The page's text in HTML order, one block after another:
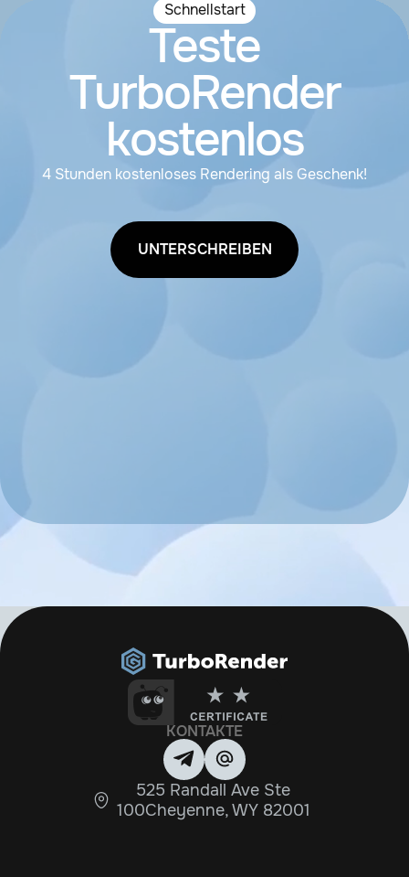
Schnellstart
Teste
TurboRender
kostenlos
4 Stunden kostenloses Rendering als Geschenk!
UNTERSCHREIBEN
KONTAKTE
525 Randall Ave Ste
100Cheyenne, WY 82001